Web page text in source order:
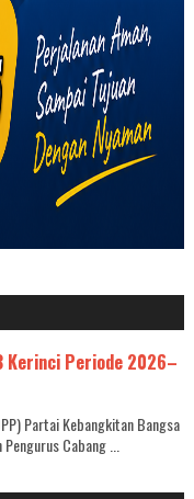
Kerinci Periode 2026–
Partai Kebangkitan Bangsa
Cabang ...